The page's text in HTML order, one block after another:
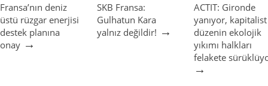
Fransa’nın deniz
üstü rüzgar enerjisi
destek planına
onay →
SKB Fransa:
Gulhatun Kara
yalnız değildir! →
ACTIT: Gironde
yanıyor, kapitalist
düzenin ekolojik
yıkımı halkları
felakete
→